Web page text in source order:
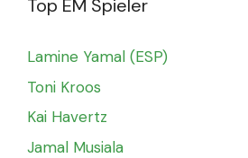
Top EM Spieler
Lamine Yamal (ESP)
Toni Kroos
Kai Havertz
Jamal Musiala